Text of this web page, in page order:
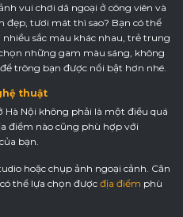
vui chơi dã ngoại ở công viên và
đẹp, tươi mát thì sao? Bạn có thể
sắc màu khác nhau, trẻ trung
những gam màu sáng, không
trông bạn được nổi bật hơn nhé.
thuật
Nội không phải là một điều quá
điểm nào cũng phù hợp với
bạn.
hoặc chụp ảnh ngoại cảnh. Căn
thể lựa chọn được địa điểm phù